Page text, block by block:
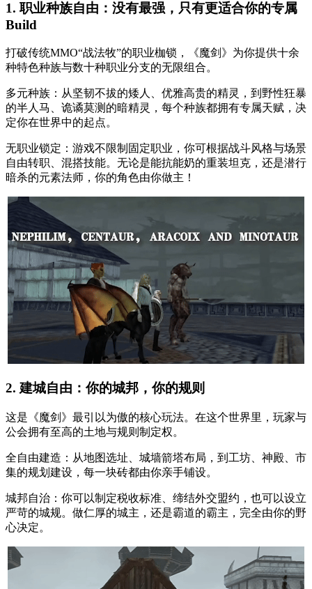
1. 职业种族自由：没有最强，只有更适合你的专属
Build
打破传统MMO“战法牧”的职业枷锁，《魔剑》为你提供十余
种特色种族与数十种职业分支的无限组合。
多元种族：从坚韧不拔的矮人、优雅高贵的精灵，到野性狂暴
的半人马、诡谲莫测的暗精灵，每个种族都拥有专属天赋，决
定你在世界中的起点。
无职业锁定：游戏不限制固定职业，你可根据战斗风格与场景
自由转职、混搭技能。无论是能抗能奶的重装坦克，还是潜行
暗杀的元素法师，你的角色由你做主！
2. 建城自由：你的城邦，你的规则
这是《魔剑》最引以为傲的核心玩法。在这个世界里，玩家与
公会拥有至高的土地与规则制定权。
全自由建造：从地图选址、城墙箭塔布局，到工坊、神殿、市
集的规划建设，每一块砖都由你亲手铺设。
城邦自治：你可以制定税收标准、缔结外交盟约，也可以设立
严苛的城规。做仁厚的城主，还是霸道的霸主，完全由你的野
心决定。